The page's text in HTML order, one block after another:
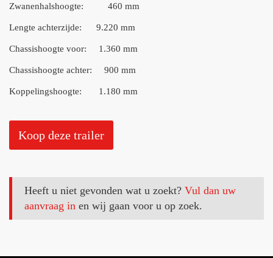
Zwanenhalshoogte: 460 mm
Lengte achterzijde: 9.220 mm
Chassishoogte voor: 1.360 mm
Chassishoogte achter: 900 mm
Koppelingshoogte: 1.180 mm
Koop deze trailer
Heeft u niet gevonden wat u zoekt? Vul dan uw
aanvraag in en wij gaan voor u op zoek.